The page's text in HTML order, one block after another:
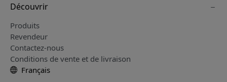
Découvrir
Produits
Revendeur
Contactez-nous
Conditions de vente et de livraison
Français